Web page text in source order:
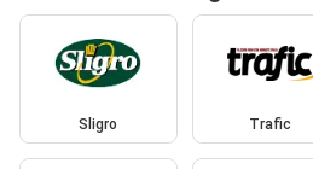
Sligro Trafic